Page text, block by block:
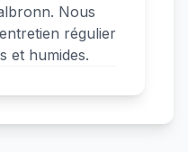
Nous
régulier
et humides.